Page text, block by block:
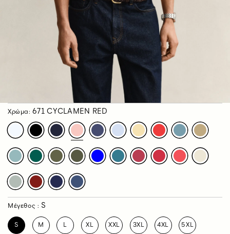
Χρώμα:671 CYCLAMEN RED
Μέγεθος : S
S M L XL XXL 3XL 4XL 5XL